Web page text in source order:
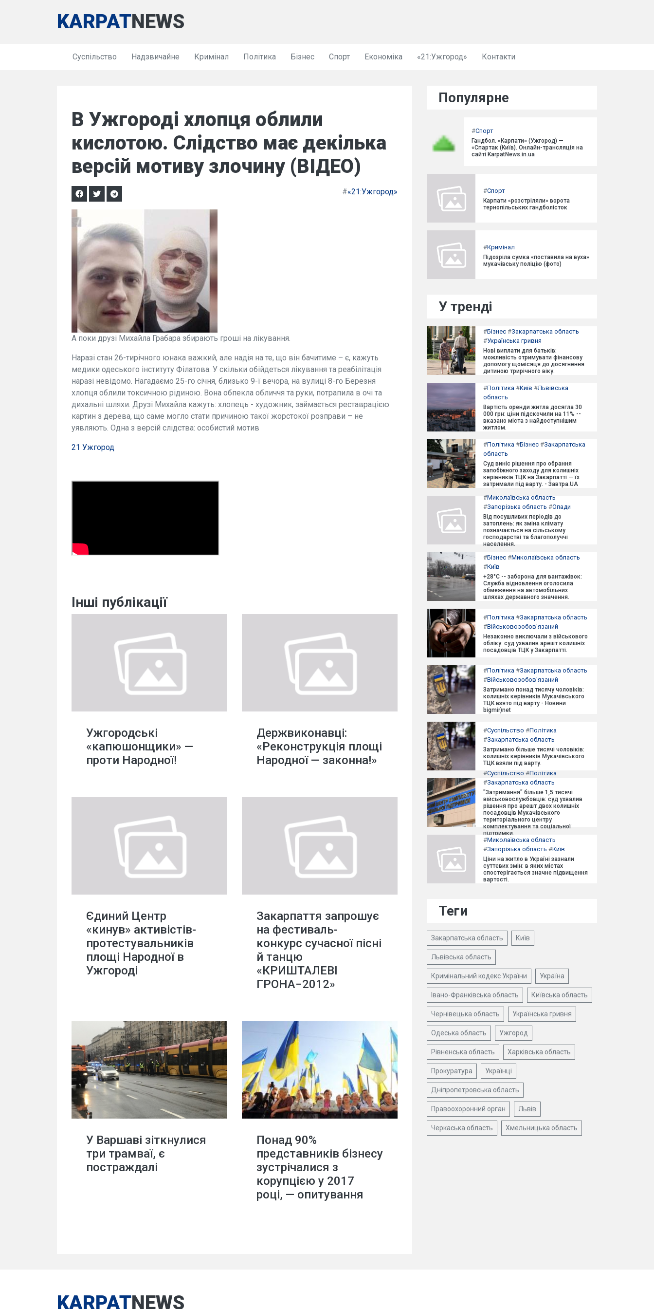
KARPATNEWS
Суспільство Надзвичайне Кримінал Політика Бізнес Спорт Економіка «21:Ужгород» Контакти
В Ужгороді хлопця облили
кислотою. Слідство має декілька
версій мотиву злочину (ВІДЕО)
#«21:Ужгород»
А поки друзі Михайла Грабара збирають гроші на лікування.
Наразі стан 26-тирічного юнака важкий, але надія на те, що він бачитиме – є, кажуть
медики одеського інституту Філатова. У скільки обійдеться лікування та реабілітація
наразі невідомо. Нагадаємо 25-го січня, близько 9-ї вечора, на вулиці 8-го Березня
хлопця облили токсичною рідиною. Вона обпекла обличчя та руки, потрапила в очі та
дихальні шляхи. Друзі Михайла кажуть: хлопець - художник, займається реставрацією
картин з дерева, що саме могло стати причиною такої жорстокої розправи – не
уявляють. Одна з версій слідства: особистий мотив
21 Ужгород
Інші публікації
Ужгородські
«капюшонщики» —
проти Народної!
Держвиконавці:
«Реконструкція площі
Народної — законна!»
Єдиний Центр
«кинув» активістів-
протестувальників
площі Народної в
Ужгороді
Закарпаття запрошує
на фестиваль-
конкурс сучасної пісні
й танцю
«КРИШТАЛЕВІ
ГРОНА−2012»
У Варшаві зіткнулися
три трамваї, є
постраждалі
Понад 90%
представників бізнесу
зустрічалися з
корупцією у 2017
році, — опитування
Популярне
#Спорт
Гандбол. «Карпати» (Ужгород) —
«Спартак (Київ). Онлайн-трансляція на
сайті KarpatNews.in.ua
#Спорт
Карпати «розстріляли» ворота
тернопільських гандболісток
#Кримінал
Підозріла сумка «поставила на вуха»
мукачівську поліцію (фото)
У тренді
#Бізнес #Закарпатська область
#Українська гривня
Нові виплати для батьків:
можливість отримувати фінансову
допомогу щомісяця до досягнення
дитиною трирічного віку.
#Політика #Київ #Львівська
область
Вартість оренди житла досягла 30
000 грн: ціни підскочили на 11% --
вказано міста з найдоступнішим
житлом.
#Політика #Бізнес #Закарпатська
область
Суд виніс рішення про обрання
запобіжного заходу для колишніх
керівників ТЦК на Закарпатті — їх
затримали під варту. - Завтра.UA
#Миколаївська область
#Запорізька область #Опади
Від посушливих періодів до
затоплень: як зміна клімату
позначається на сільському
господарстві та благополуччі
населення.
#Бізнес #Миколаївська область
#Київ
+28°C -- заборона для вантажівок:
Служба відновлення оголосила
обмеження на автомобільних
шляхах державного значення.
#Політика #Закарпатська область
#Військовозобов'язаний
Незаконно виключали з військового
обліку: суд ухвалив арешт колишніх
посадовців ТЦК у Закарпатті.
#Політика #Закарпатська область
#Військовозобов'язаний
Затримано понад тисячу чоловіків:
колишніх керівників Мукачівського
ТЦК взято під варту - Новини
bigmir)net
#Суспільство #Політика
#Закарпатська область
Затримано більше тисячі чоловіків:
колишніх керівників Мукачівського
ТЦК взяли під варту.
#Суспільство #Політика
#Закарпатська область
"Затримання" більше 1,5 тисячі
військовослужбовців: суд ухвалив
рішення про арешт двох колишніх
посадовців Мукачівського
територіального центру
комплектування та соціальної
підтримки.
#Миколаївська область
#Запорізька область #Київ
Ціни на житло в Україні зазнали
суттєвих змін: в яких містах
спостерігається значне підвищення
вартості.
Теги
Закарпатська область Київ
Львівська область
Кримінальний кодекс України Україна
Івано-Франківська область Київська область
Чернівецька область Українська гривня
Одеська область Ужгород
Рівненська область Харківська область
Прокуратура Українці
Дніпропетровська область
Правоохоронний орган Львів
Черкаська область Хмельницька область
KARPATNEWS